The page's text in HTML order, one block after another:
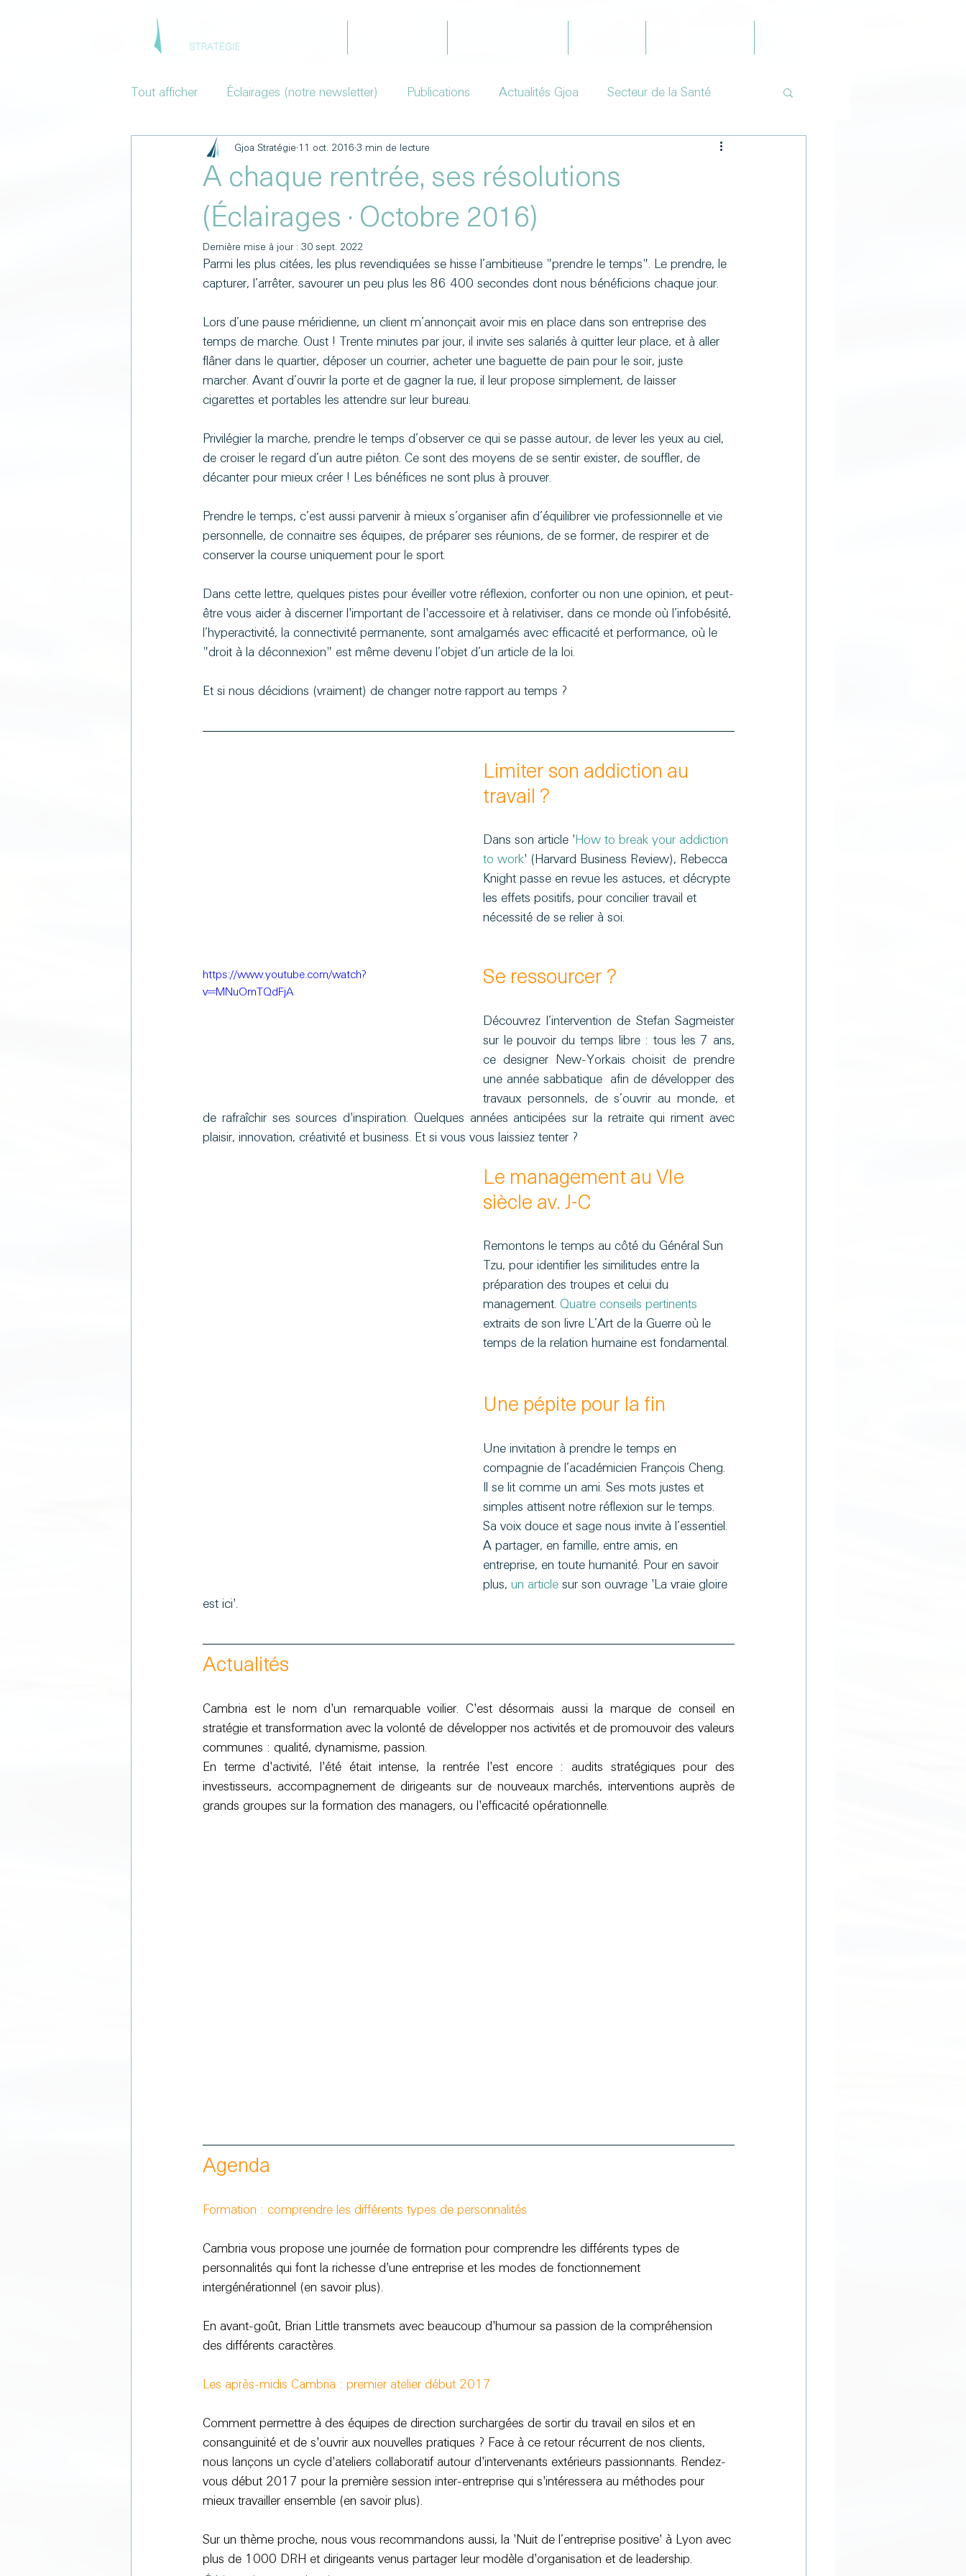
Tout afficher Éclairages (notre newsletter) Publications Actualités Gjoa Secteur de la Santé
A chaque rentrée, ses résolutions
(Éclairages · Octobre 2016)
Gjoa Stratégie 11 oct. 2016 3 min de lecture
Dernière mise à jour : 30 sept. 2022
Parmi les plus citées, les plus revendiquées se hisse l’ambitieuse "prendre le temps". Le prendre, le
capturer, l’arrêter, savourer un peu plus les 86 400 secondes dont nous bénéficions chaque jour.
Lors d’une pause méridienne, un client m’annonçait avoir mis en place dans son entreprise des
temps de marche. Oust ! Trente minutes par jour, il invite ses salariés à quitter leur place, et à aller
flâner dans le quartier, déposer un courrier, acheter une baguette de pain pour le soir, juste
marcher. Avant d’ouvrir la porte et de gagner la rue, il leur propose simplement, de laisser
cigarettes et portables les attendre sur leur bureau.
Privilégier la marche, prendre le temps d’observer ce qui se passe autour, de lever les yeux au ciel,
de croiser le regard d’un autre piéton. Ce sont des moyens de se sentir exister, de souffler, de
décanter pour mieux créer ! Les bénéfices ne sont plus à prouver.
Prendre le temps, c’est aussi parvenir à mieux s’organiser afin d’équilibrer vie professionnelle et vie
personnelle, de connaitre ses équipes, de préparer ses réunions, de se former, de respirer et de
conserver la course uniquement pour le sport.
Dans cette lettre, quelques pistes pour éveiller votre réflexion, conforter ou non une opinion, et peut-
être vous aider à discerner l'important de l'accessoire et à relativiser, dans ce monde où l’infobésité,
l’hyperactivité, la connectivité permanente, sont amalgamés avec efficacité et performance, où le
"droit à la déconnexion" est même devenu l’objet d’un article de la loi.
Et si nous décidions (vraiment) de changer notre rapport au temps ?
Limiter son addiction au
travail ?
Dans son article 'How to break your addiction
to work' (Harvard Business Review), Rebecca
Knight passe en revue les astuces, et décrypte
les effets positifs, pour concilier travail et
nécessité de se relier à soi.
https://www.youtube.com/watch?
v=MNuOmTQdFjA
Se ressourcer ?
Découvrez l’intervention de Stefan Sagmeister
sur le pouvoir du temps libre : tous les 7 ans,
ce designer New-Yorkais choisit de prendre
une année sabbatique  afin de développer des
travaux personnels, de s’ouvrir au monde, et
de rafraîchir ses sources d'inspiration. Quelques années anticipées sur la retraite qui riment avec
plaisir, innovation, créativité et business. Et si vous vous laissiez tenter ?
Le management au VIe
siècle av. J-C
Remontons le temps au côté du Général Sun
Tzu, pour identifier les similitudes entre la
préparation des troupes et celui du
management. Quatre conseils pertinents
extraits de son livre L’Art de la Guerre où le
temps de la relation humaine est fondamental.
Une pépite pour la fin
Une invitation à prendre le temps en
compagnie de l’académicien François Cheng.
Il se lit comme un ami. Ses mots justes et
simples attisent notre réflexion sur le temps.
Sa voix douce et sage nous invite à l’essentiel.
A partager, en famille, entre amis, en
entreprise, en toute humanité. Pour en savoir
plus, un article sur son ouvrage 'La vraie gloire
est ici'.
Actualités
Cambria est le nom d'un remarquable voilier. C'est désormais aussi la marque de conseil en
stratégie et transformation avec la volonté de développer nos activités et de promouvoir des valeurs
communes : qualité, dynamisme, passion.
En terme d'activité, l'été était intense, la rentrée l'est encore : audits stratégiques pour des
investisseurs, accompagnement de dirigeants sur de nouveaux marchés, interventions auprès de
grands groupes sur la formation des managers, ou l'efficacité opérationnelle.
Agenda
Formation : comprendre les différents types de personnalités
Cambria vous propose une journée de formation pour comprendre les différents types de
personnalités qui font la richesse d'une entreprise et les modes de fonctionnement
intergénérationnel (en savoir plus).
En avant-goût, Brian Little transmets avec beaucoup d'humour sa passion de la compréhension
des différents caractères.
Les après-midis Cambria : premier atelier début 2017
Comment permettre à des équipes de direction surchargées de sortir du travail en silos et en
consanguinité et de s'ouvrir aux nouvelles pratiques ? Face à ce retour récurrent de nos clients,
nous lançons un cycle d'ateliers collaboratif autour d'intervenants extérieurs passionnants. Rendez-
vous début 2017 pour la première session inter-entreprise qui s'intéressera au méthodes pour
mieux travailler ensemble (en savoir plus).
Sur un thème proche, nous vous recommandons aussi, la 'Nuit de l’entreprise positive' à Lyon avec
plus de 1000 DRH et dirigeants venus partager leur modèle d'organisation et de leadership.